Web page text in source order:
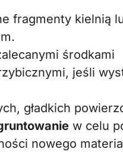
fragmenty kielnią
środkami
jeśli
gładkich
w celu
nowego